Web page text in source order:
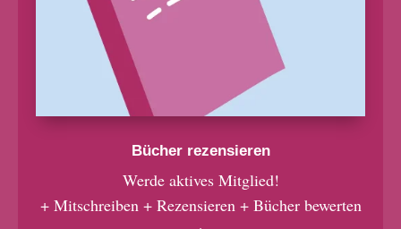
Bücher rezensieren
Werde aktives Mitglied!
+ Mitschreiben + Rezensieren + Bücher bewerten